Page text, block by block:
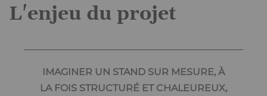
L'enjeu du projet
IMAGINER UN STAND SUR MESURE, À
LA FOIS STRUCTURÉ ET CHALEUREUX,